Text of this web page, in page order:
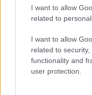
I want to allow
related to
I want to allow
related to
functionality and
user protection.
Cómo gestionar tus